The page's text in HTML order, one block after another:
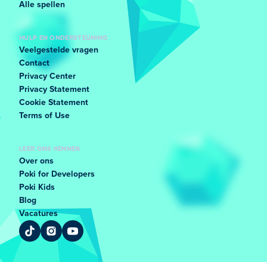
Alle spellen
HULP EN ONDERSTEUNING
Veelgestelde vragen
Contact
Privacy Center
Privacy Statement
Cookie Statement
Terms of Use
LEER ONS KENNEN
Over ons
Poki for Developers
Poki Kids
Blog
Vacatures